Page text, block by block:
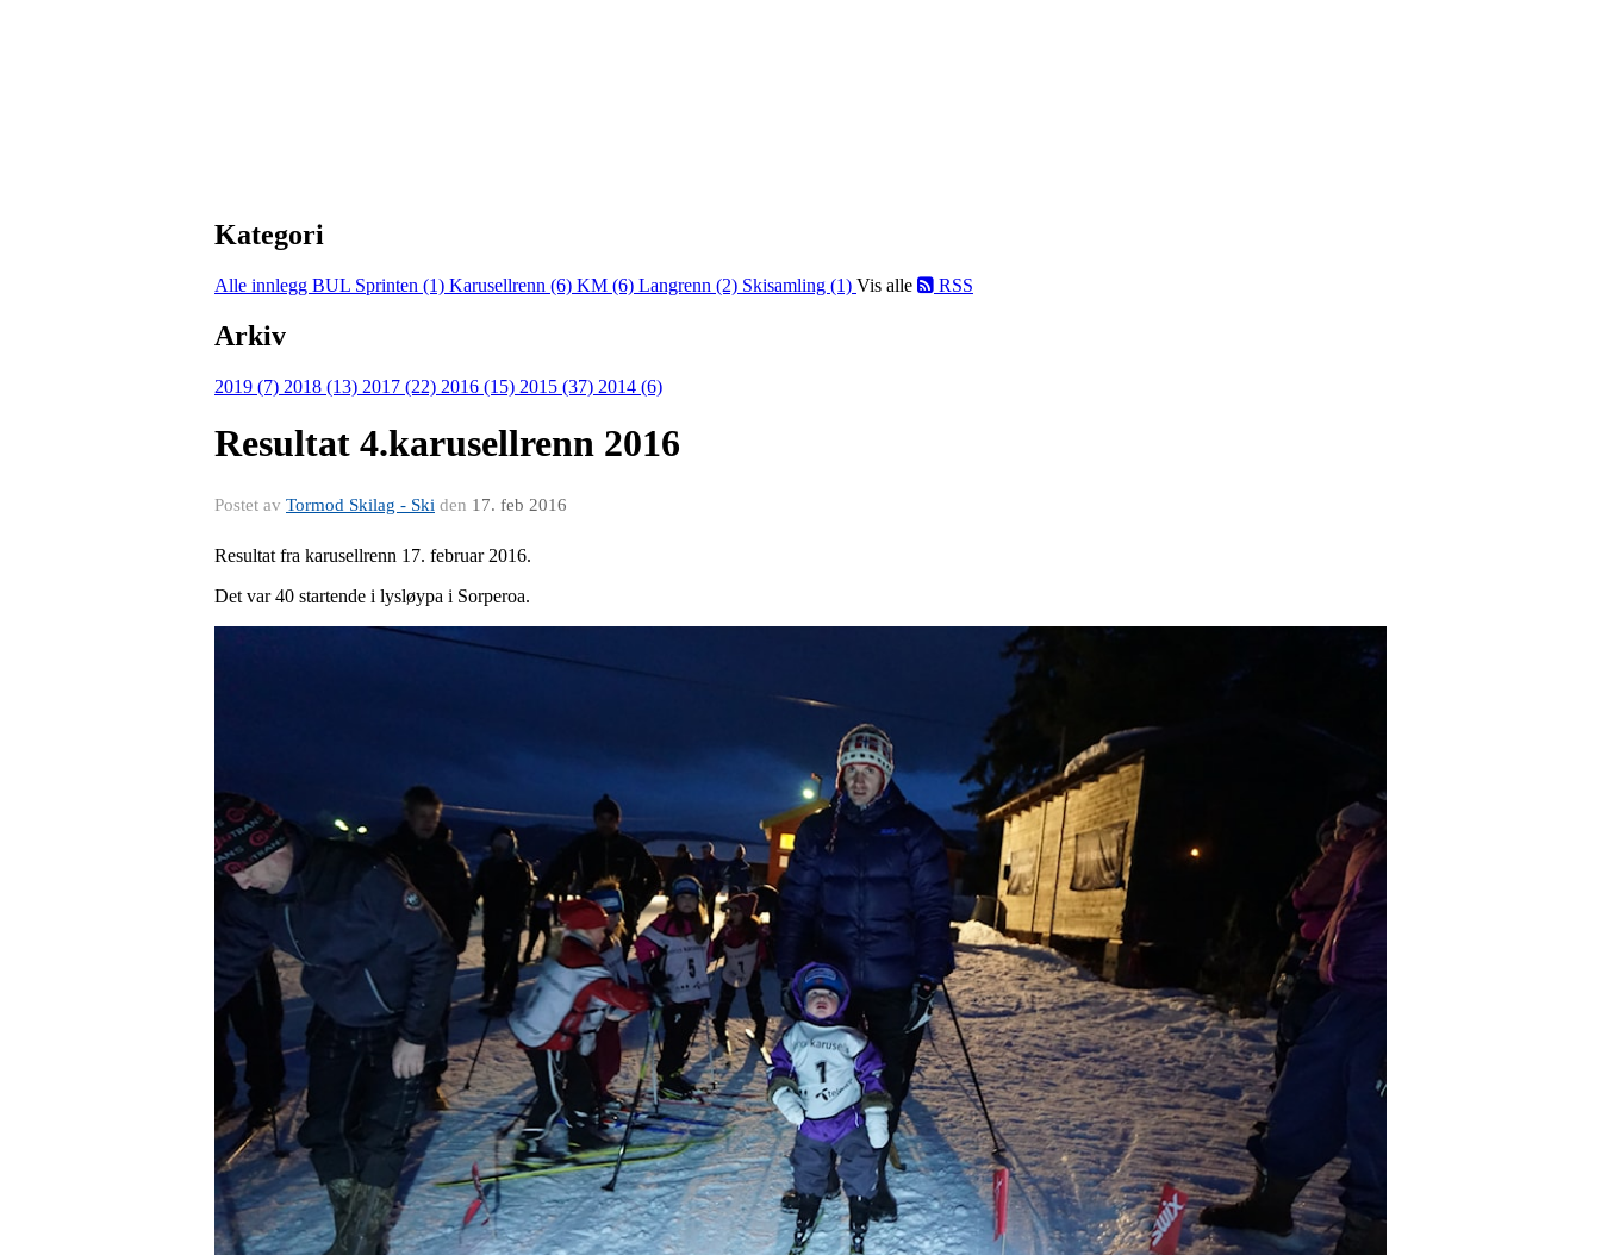
Kategori
Alle innlegg BUL Sprinten (1) Karusellrenn (6) KM (6) Langrenn (2) Skisamling (1) Vis alle RSS
Arkiv
2019 (7) 2018 (13) 2017 (22) 2016 (15) 2015 (37) 2014 (6)
Resultat 4.karusellrenn 2016
Postet av Tormod Skilag - Ski den 17. feb 2016
Resultat fra karusellrenn 17. februar 2016.
Det var 40 startende i lysløypa i Sorperoa.